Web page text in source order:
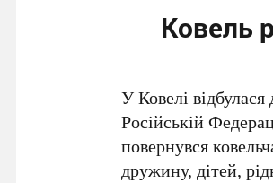
Ковель
У Ковелі відбулася
Російській
повернувся
дружину, дітей,